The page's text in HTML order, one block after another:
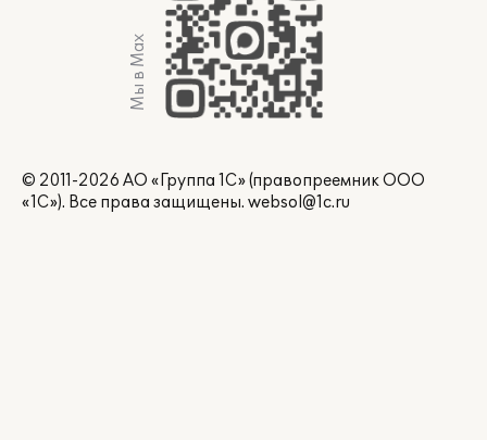
Мы в Max
© 2011-2026 АО «Группа 1С» (правопреемник ООО
«1С»). Все права защищены. websol@1c.ru